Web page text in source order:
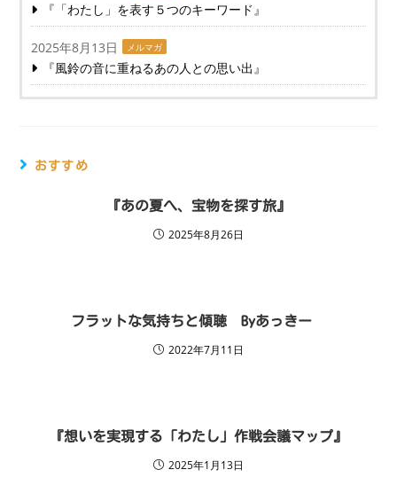
『「わたし」を表す５つのキーワード』
2025年8月13日 メルマガ
『風鈴の音に重ねるあの人との思い出』
おすすめ
『あの夏へ、宝物を探す旅』
2025年8月26日
フラットな気持ちと傾聴 Byあっきー
2022年7月11日
『想いを実現する「わたし」作戦会議マップ』
2025年1月13日